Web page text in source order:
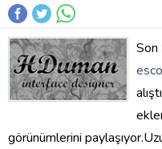
Son
görünümlerini